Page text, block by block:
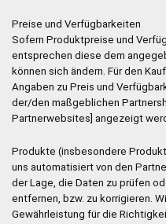
Preise und Verfügbarkeiten
Sofern Produktpreise und
entsprechen diese dem
können sich ändern. Für den
Angaben zu Preis und
der/den maßgeblichen
Partnerwebsites] angezeigt
Produkte (insbesondere
uns automatisiert von den
der Lage, die Daten zu prüfen
entfernen, bzw. zu korrigieren.
Gewährleistung für die